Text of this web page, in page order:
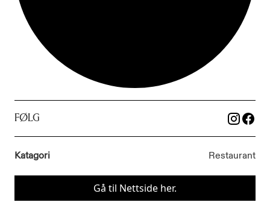
FØLG
Katagori Restaurant
Gå til Nettside her.